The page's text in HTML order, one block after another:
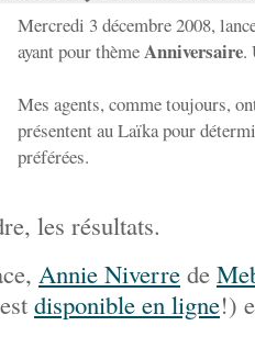
Mercredi 3 décembre 2008,
ayant pour thèmeAnniversaire.
Mes agents, comme toujours,
présentent au Laïka pour
préférées.
les résultats.
Annie Niverre de
disponible en ligne!)